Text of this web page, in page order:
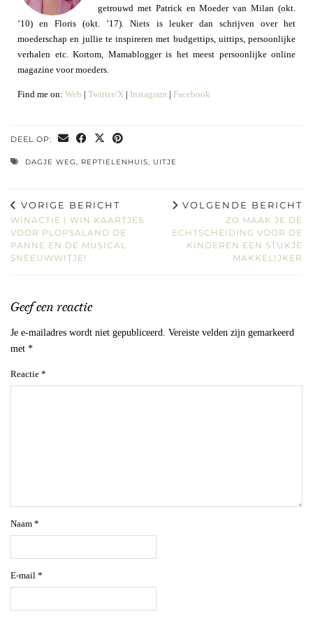
getrouwd met Patrick en Moeder van Milan (okt.
’10) en Floris (okt. ’17). Niets is leuker dan schrijven over het
moederschap en jullie te inspireren met budgettips, uittips, persoonlijke
verhalen etc. Kortom, Mamablogger is het meest persoonlijke online
magazine voor moeders.
Find me on: Web | Twitter/X | Instagram | Facebook
DEEL OP:
DAGJE WEG, REPTIELENHUIS, UITJE
VORIGE BERICHT
WINACTIE | WIN KAARTJES
VOOR PLOPSALAND DE
PANNE EN DE MUSICAL
SNEEUWWITJE!
VOLGENDE BERICHT
ZO MAAK JE DE
ECHTSCHEIDING VOOR DE
KINDEREN EEN STUKJE
MAKKELIJKER
Geef een reactie
Je e-mailadres wordt niet gepubliceerd. Vereiste velden zijn gemarkeerd
met *
Reactie *
Naam *
E-mail *